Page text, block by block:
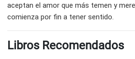
aceptan el amor que más temen y
comienza por fin a tener sentido.
Libros Recomendados